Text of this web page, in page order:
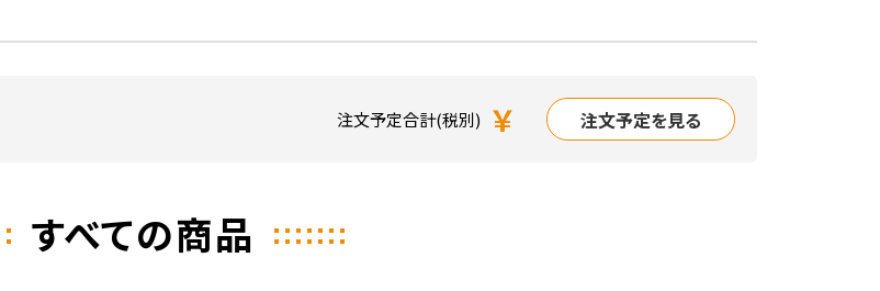
注文予定合計(税別) ￥ 注文予定を見る
すべての商品